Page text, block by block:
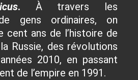
. À travers les
gens ordinaires, on
cent ans de l’histoire de
la Russie, des révolutions
2010, en passant
de l’empire en 1991.